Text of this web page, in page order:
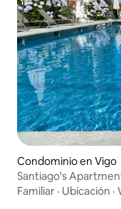
Condominio en Vigo
Santiago's
Familiar · Ubicación ·